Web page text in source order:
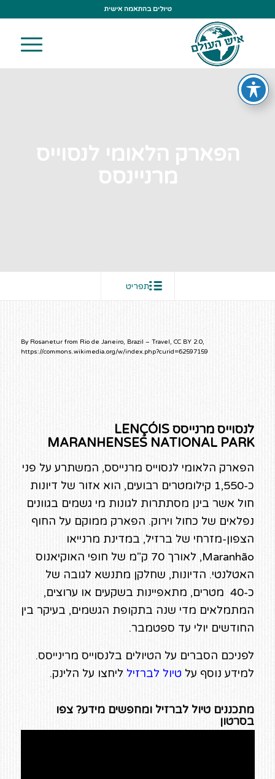
טיולים בהתאמה אישית
הפארק הלאומי לנסוייס
מרניינסס
תפריט
By Rosanetur from Rio de Janeiro, Brazil – Travel, CC BY 2.0,
https://commons.wikimedia.org/w/index.php?curid=62597159
לנסוייס מרנייסס LENÇÓIS
MARANHENSES NATIONAL PARK
הפארק הלאומי לנסוייס מרנייסס, המשתרע על פני
כ-1,550 קילומטרים רבועים, הוא אזור של דיונות
חול אשר בינן מסתתרות לגונות מי גשמים בגוונים
נפלאים של כחול וירוק. הפארק ממוקם על החוף
הצפון-מזרחי של ברזיל, במדינת מרנייאו
Maranhão, לאורך 70 ק"מ של חופי האוקיאנוס
האטלנטי. הדיונות, שחלקן מתנשא לגובה של
כ-40 מטרים, מתאפיינות בשקעים או ערוצים,
המתמלאים מדי שנה בתקופת הגשמים, בעיקר בין
החודשים יולי עד ספטמבר.
לפניכם הסברים על הטיולים בלנסוייס מרינייסס.
למידע נוסף על טיול לברזיל ליחצו על הלינק.
מתכננים טיול לברזיל ומחפשים מידע? צפו
בסרטון